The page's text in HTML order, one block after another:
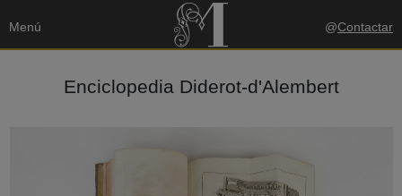
Menú @Contactar
Enciclopedia Diderot-d'Alembert